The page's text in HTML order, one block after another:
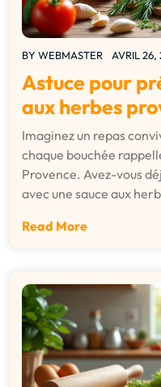
BY WEBMASTER AVRIL 26,
Astuce pour
aux herbes
Imaginez un repas
chaque bouchée
Provence. Avez-vous
avec une sauce aux
Read More